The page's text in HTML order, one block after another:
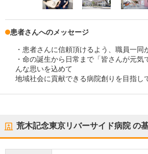
患者さんへのメッセージ
・患者さんに信頼頂けるよう、職員一同
・命の誕生から日常まで「皆さんが元気
んな思いを込めて
地域社会に貢献できる病院創りを目指し
荒木記念東京リバーサイド病院の